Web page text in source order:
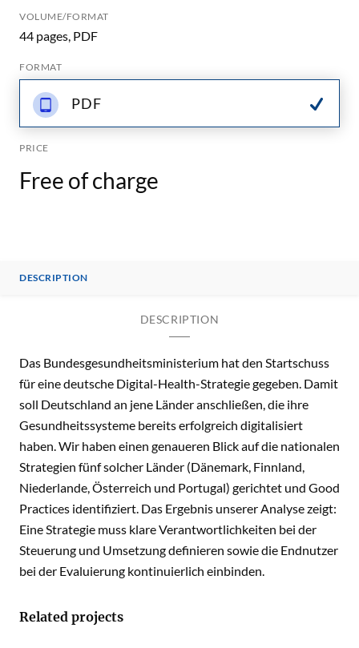
VOLUME/FORMAT
44 pages, PDF
FORMAT
PDF
PRICE
Free of charge
DESCRIPTION
DESCRIPTION
Das Bundesgesundheitsministerium hat den Startschuss
für eine deutsche Digital-Health-Strategie gegeben. Damit
soll Deutschland an jene Länder anschließen, die ihre
Gesundheitssysteme bereits erfolgreich digitalisiert
haben. Wir haben einen genaueren Blick auf die nationalen
Strategien fünf solcher Länder (Dänemark, Finnland,
Niederlande, Österreich und Portugal) gerichtet und Good
Practices identifiziert. Das Ergebnis unserer Analyse zeigt:
Eine Strategie muss klare Verantwortlichkeiten bei der
Steuerung und Umsetzung definieren sowie die Endnutzer
bei der Evaluierung kontinuierlich einbinden.
Related projects